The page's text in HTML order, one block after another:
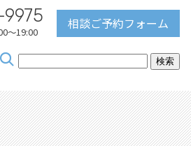
～19:00
相談ご予約フォーム